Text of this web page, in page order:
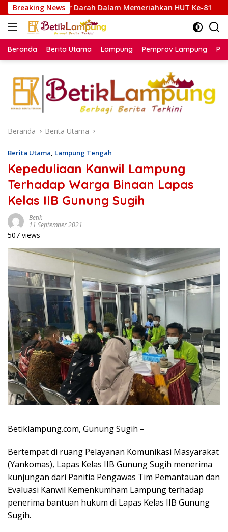
Langsung
ke
konten
Breaking News
Dalam Memeriahkan HUT Ke-81 Lapas
Beranda Berita Utama Lampung Pemprov Lampung
Beranda Berita Utama
Berita Utama, Lampung Tengah
Kepeduliaan Kanwil Lampung
Terhadap Warga Binaan Lapas
Kelas IIB Gunung Sugih
Betik
11 September 2021
507 views
Betiklampung.com, Gunung Sugih –
Bertempat di ruang Pelayanan Komunikasi Masyarakat
(Yankomas), Lapas Kelas IIB Gunung Sugih menerima
kunjungan dari Panitia Pengawas Tim Pemantauan dan
Evaluasi Kanwil Kemenkumham Lampung terhadap
penerima bantuan hukum di Lapas Kelas IIB Gunung
Sugih.